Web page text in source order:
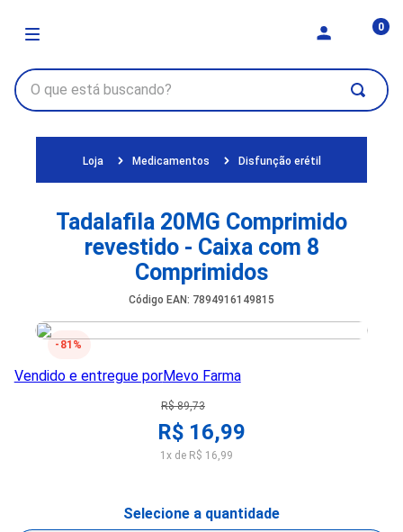
0
Medicamentos Disfunção erétil
Tadalafila 20MG Comprimido
revestido - Caixa com 8
Comprimidos
Código EAN: 7894916149815
81%
Vendido e entregue porMevo Farma
1 x de R$ 16,99
R$ 16,99
R$ 89,73